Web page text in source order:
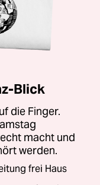
Blick
die Finger.
macht und
werden.
frei Haus